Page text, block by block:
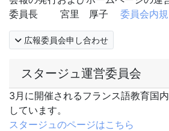
委員長 宮里 厚子 委員会内規
広報委員会申し合わせ
スタージュ運営委員会
3月に開催されるフランス語教育国
しています。
スタージュのページはこちら